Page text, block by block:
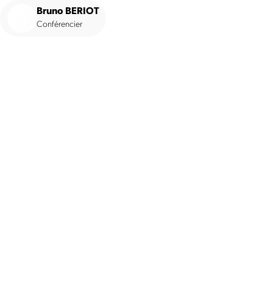
Bruno BERIOT
Conférencier